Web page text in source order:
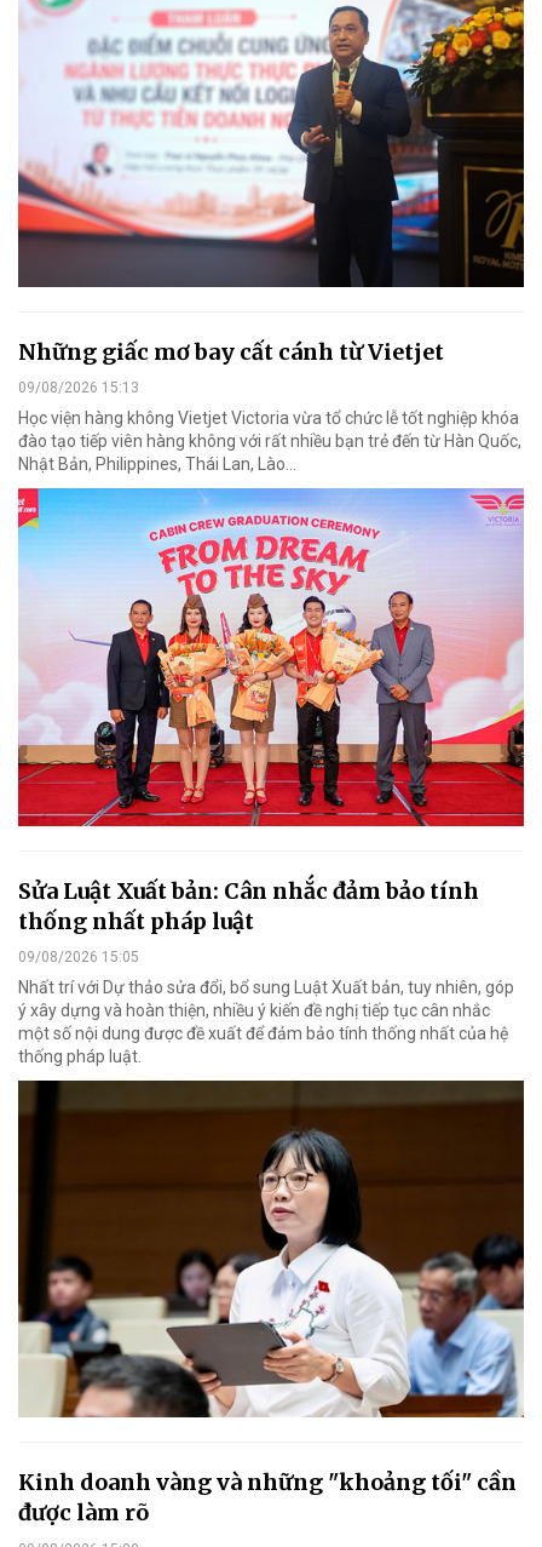
Những giấc mơ bay cất cánh từ Vietjet
09/08/2026 15:13
Học viện hàng không Vietjet Victoria vừa tổ chức lễ tốt nghiệp khóa
đào tạo tiếp viên hàng không với rất nhiều bạn trẻ đến từ Hàn Quốc,
Nhật Bản, Philippines, Thái Lan, Lào…
Sửa Luật Xuất bản: Cân nhắc đảm bảo tính
thống nhất pháp luật
09/08/2026 15:05
Nhất trí với Dự thảo sửa đổi, bổ sung Luật Xuất bản, tuy nhiên, góp
ý xây dựng và hoàn thiện, nhiều ý kiến đề nghị tiếp tục cân nhắc
một số nội dung được đề xuất để đảm bảo tính thống nhất của hệ
thống pháp luật.
Kinh doanh vàng và những "khoảng tối" cần
được làm rõ